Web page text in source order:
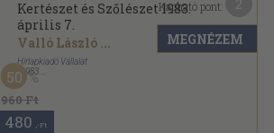
Kertészet és Szőlészet 1983.
április 7.
Valló László ...
Hírlapkiadó Vállalat
, 1983
Tűzött kötés
Kertészet és Szőlészet sorozat
960 Ft
50
480 ,-Ft
Kapható pont:
MEGNÉZEM